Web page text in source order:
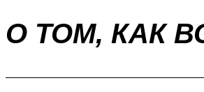
О ТОМ, КАК